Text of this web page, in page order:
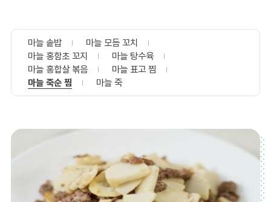
마늘 솥밥
마늘 모듬 꼬치
마늘 홍함초 꼬지
마늘 탕수육
마늘 홍합살 볶음
마늘 표고 찜
마늘 죽순 찜
마늘 죽